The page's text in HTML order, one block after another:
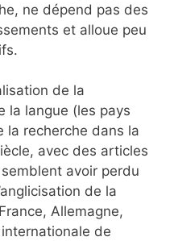
ne dépend pas des
et alloue peu
de la
la langue (les pays
la recherche dans la
avec des articles
avoir perdu
de la
Allemagne,
de